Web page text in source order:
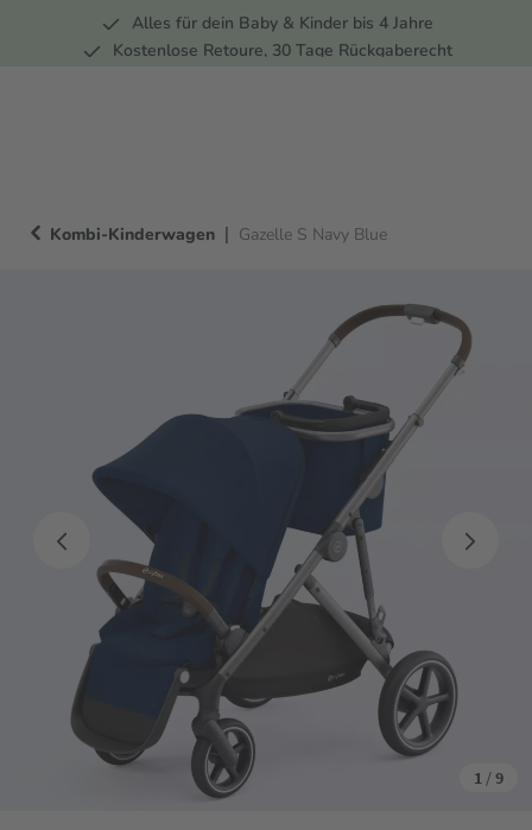
Zur Hauptnavigation springen
Alles für dein Baby & Kinder bis 4 Jahre
Kostenlose Retoure, 30 Tage Rückgaberecht
Kombi-Kinderwagen | Gazelle S Navy Blue
1 /9